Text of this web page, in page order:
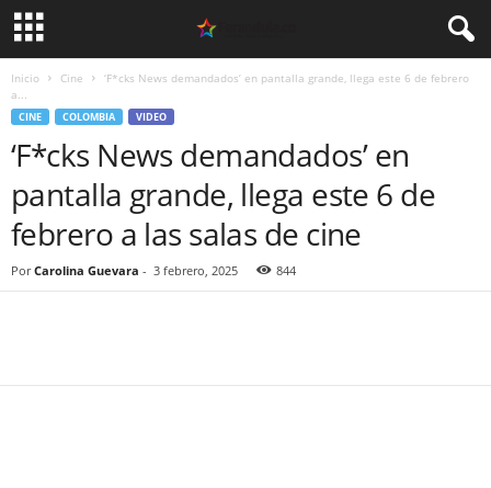
Inicio Cine
‘F*cks News demandados’ en pantalla grande, llega este 6 de febrero
a...
CINE COLOMBIA VIDEO
‘F*cks News demandados’ en
pantalla grande, llega este 6 de
febrero a las salas de cine
Por Carolina Guevara - 3 febrero, 2025 844